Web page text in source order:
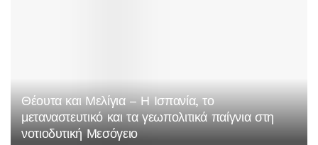
Θέουτα και Μελίγια – Η Ισπανία, το
μεταναστευτικό και τα γεωπολιτικά παίγνια στη
νοτιοδυτική Μεσόγειο